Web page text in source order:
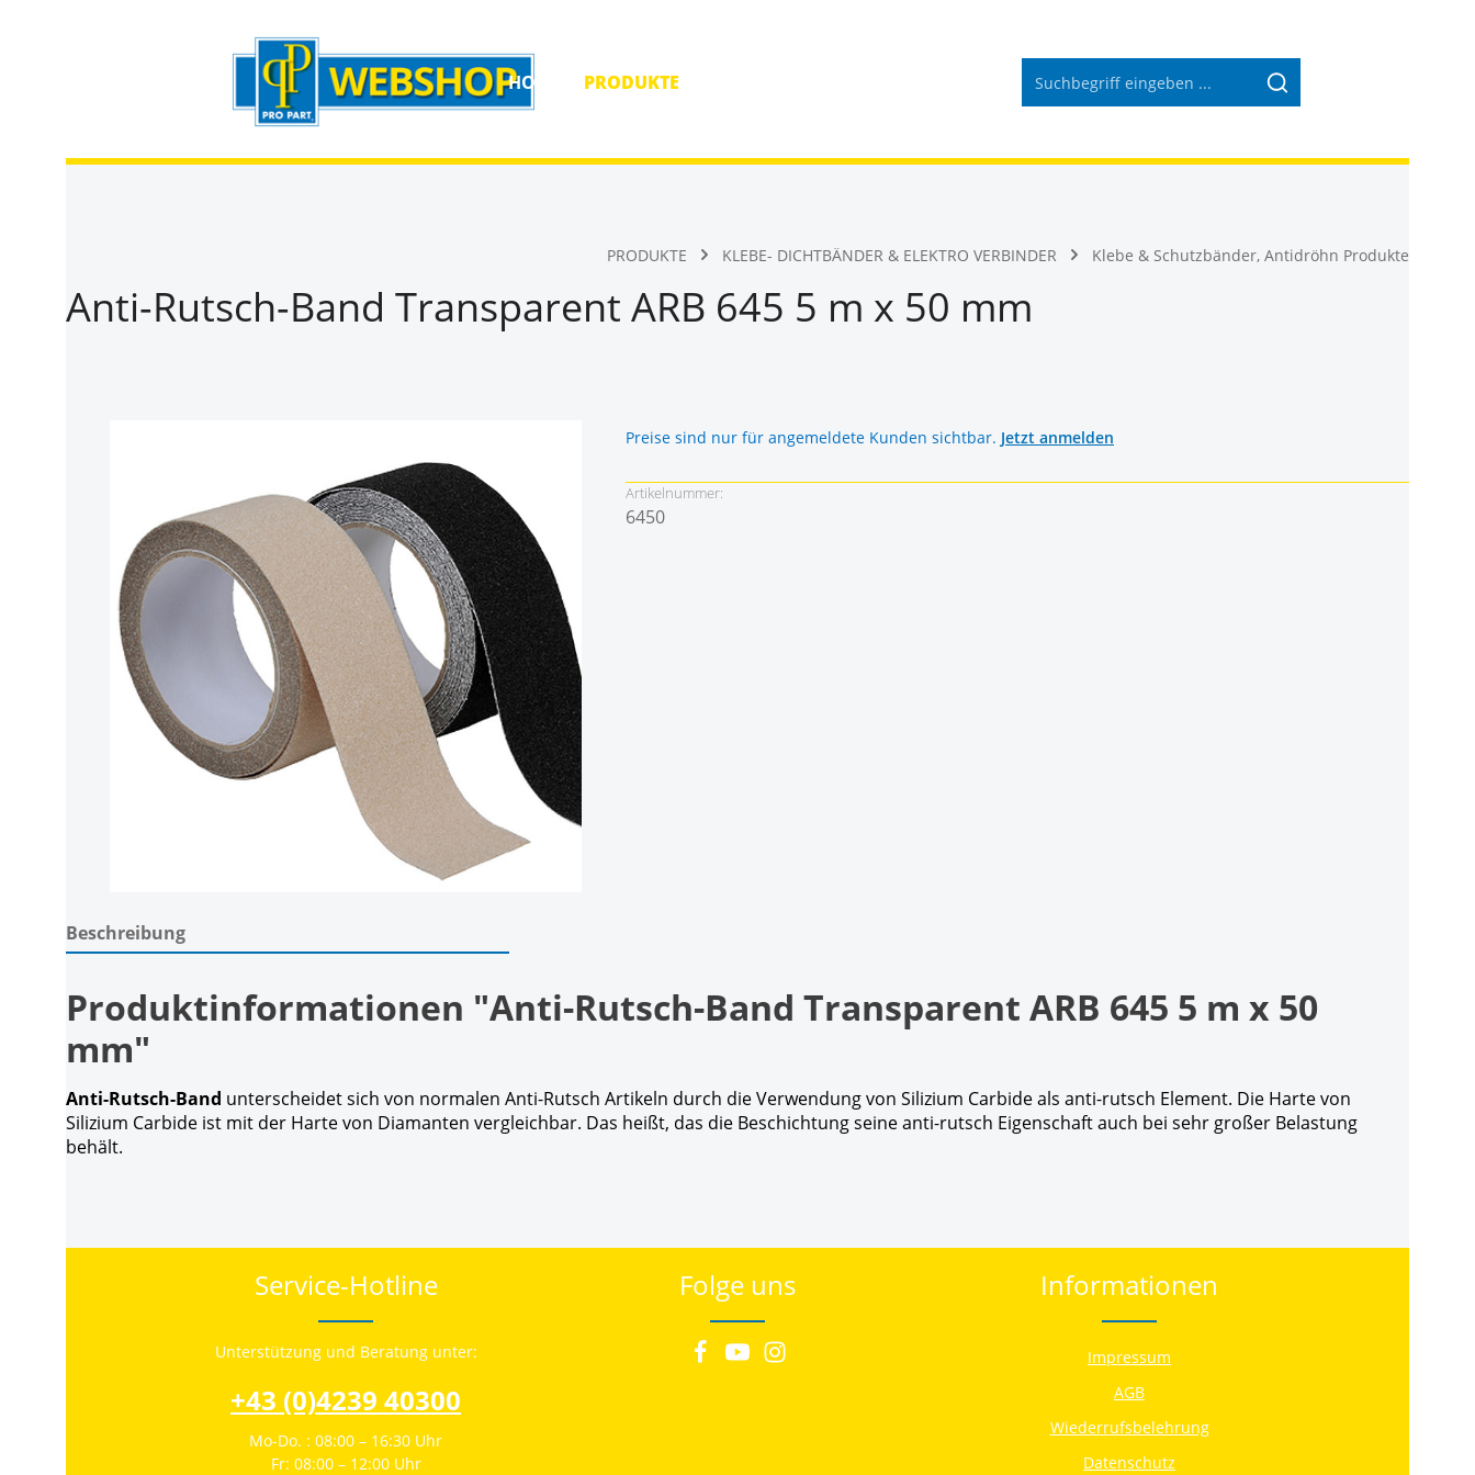
HOME PRODUKTE
PRODUKTE KLEBE- DICHTBÄNDER & ELEKTRO VERBINDER Klebe & Schutzbänder, Antidröhn Produkte
Anti-Rutsch-Band Transparent ARB 645 5 m x 50 mm
Preise sind nur für angemeldete Kunden sichtbar. Jetzt anmelden
Artikelnummer:
6450
Beschreibung
Produktinformationen "Anti-Rutsch-Band Transparent ARB 645 5 m x 50
mm"
Anti-Rutsch-Band unterscheidet sich von normalen Anti-Rutsch Artikeln durch die Verwendung von Silizium Carbide als anti-rutsch Element. Die Harte von
Silizium Carbide ist mit der Harte von Diamanten vergleichbar. Das heißt, das die Beschichtung seine anti-rutsch Eigenschaft auch bei sehr großer Belastung
behält.
Service-Hotline
Unterstützung und Beratung unter:
+43 (0)4239 40300
Mo-Do. : 08:00 – 16:30 Uhr
Fr: 08:00 – 12:00 Uhr
Folge uns Informationen
Impressum
AGB
Wiederrufsbelehrung
Datenschutz